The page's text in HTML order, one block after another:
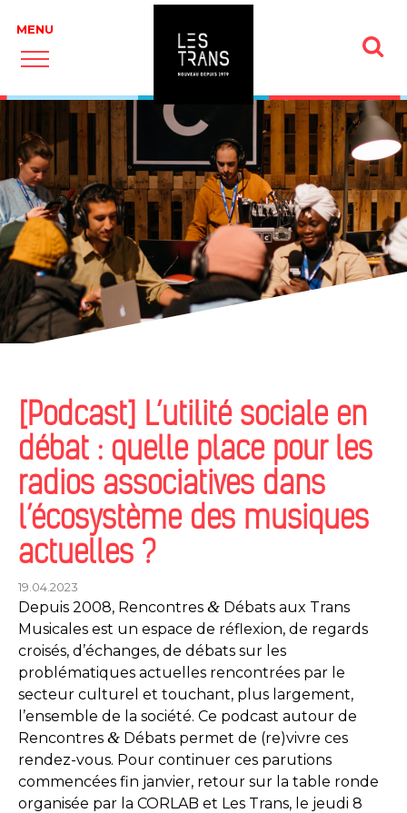
[Podcast] L’utilité sociale en
débat : quelle place pour les
radios associatives dans
l’écosystème des musiques
actuelles ?
19.04.2023
Depuis 2008, Rencontres & Débats aux Trans
Musicales est un espace de réflexion, de regards
croisés, d’échanges, de débats sur les
problématiques actuelles rencontrées par le
secteur culturel et touchant, plus largement,
l’ensemble de la société. Ce podcast autour de
Rencontres & Débats permet de (re)vivre ces
rendez-vous. Pour continuer ces parutions
commencées fin janvier, retour sur la table ronde
organisée par la CORLAB et Les Trans, le jeudi 8